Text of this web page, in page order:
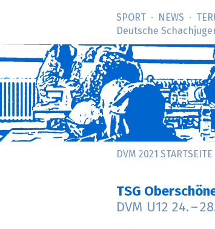
SPORT NEWS
Deutsche
DVM 2021 STARTSEITE
TSG
DVM U12 24. –